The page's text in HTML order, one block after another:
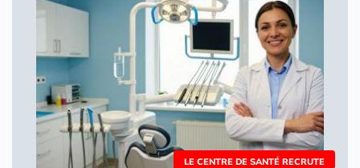
LE CENTRE DE SANTÉ RECRUTE